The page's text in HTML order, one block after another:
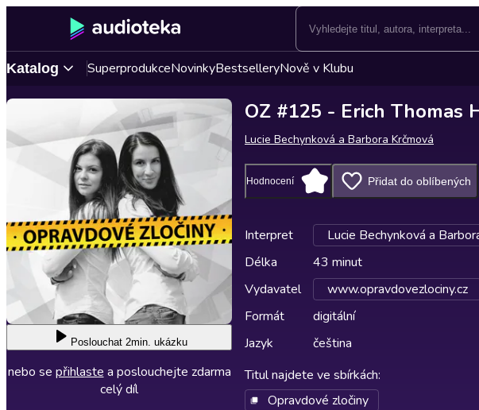
Katalog SuperprodukceNovinkyBestselleryNově v Klubu
Poslouchat 2min. ukázku
nebo se přihlaste a poslouchejte zdarma
celý díl
OZ #125 - Erich Thomas
Lucie Bechynková a Barbora Krčmová
Hodnocení Přidat do oblíbených
Interpret
Lucie Bechynková a
Délka
43 minut
Vydavatel
www.opravdovezlociny.cz
Formát
digitální
Jazyk
čeština
Titul najdete ve sbírkách:
Opravdové zločiny